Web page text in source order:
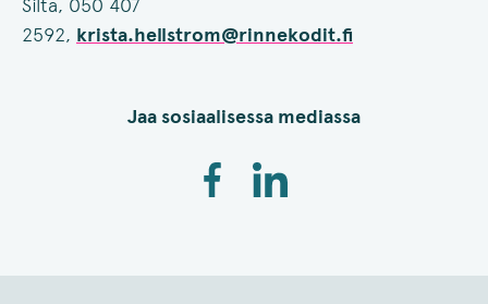
Silta, 050 407
2592, krista.hellstrom@rinnekodit.fi
Jaa sosiaalisessa mediassa